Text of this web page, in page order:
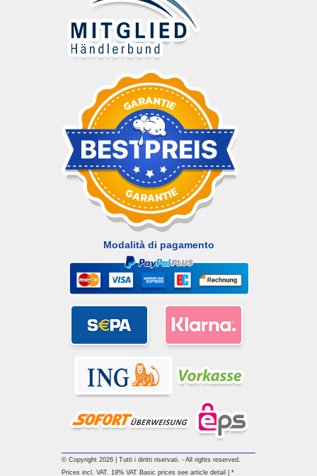
Modalità di pagamento
© Copyright 2026 | Tutti i diritti riservati. - All rights reserved.
Prices incl. VAT. 19% VAT Basic prices see article detail | *